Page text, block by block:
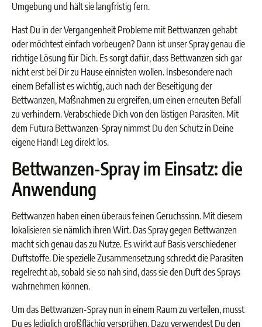
Umgebung und hält sie langfristig fern.
Hast Du in der Vergangenheit Probleme mit Bettwanzen gehabt
oder möchtest einfach vorbeugen? Dann ist unser Spray genau die
richtige Lösung für Dich. Es sorgt dafür, dass Bettwanzen sich gar
nicht erst bei Dir zu Hause einnisten wollen. Insbesondere nach
einem Befall ist es wichtig, auch nach der Beseitigung der
Bettwanzen, Maßnahmen zu ergreifen, um einen erneuten Befall
zu verhindern. Verabschiede Dich von den lästigen Parasiten. Mit
dem Futura Bettwanzen-Spray nimmst Du den Schutz in Deine
eigene Hand! Leg direkt los.
Bettwanzen-Spray im Einsatz: die
Anwendung
Bettwanzen haben einen überaus feinen Geruchssinn. Mit diesem
lokalisieren sie nämlich ihren Wirt. Das Spray gegen Bettwanzen
macht sich genau das zu Nutze. Es wirkt auf Basis verschiedener
Duftstoffe. Die spezielle Zusammensetzung schreckt die Parasiten
regelrecht ab, sobald sie so nah sind, dass sie den Duft des Sprays
wahrnehmen können.
Um das Bettwanzen-Spray nun in einem Raum zu verteilen, musst
Du es lediglich großflächig versprühen. Dazu verwendest Du den